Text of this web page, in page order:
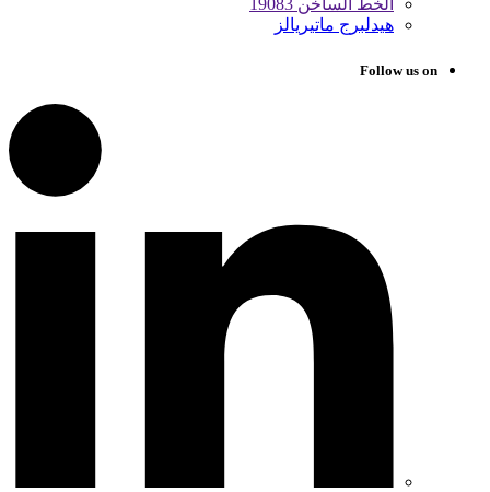
الخط الساخن 19083
هيدلبرج ماتيريالز
Follow us on